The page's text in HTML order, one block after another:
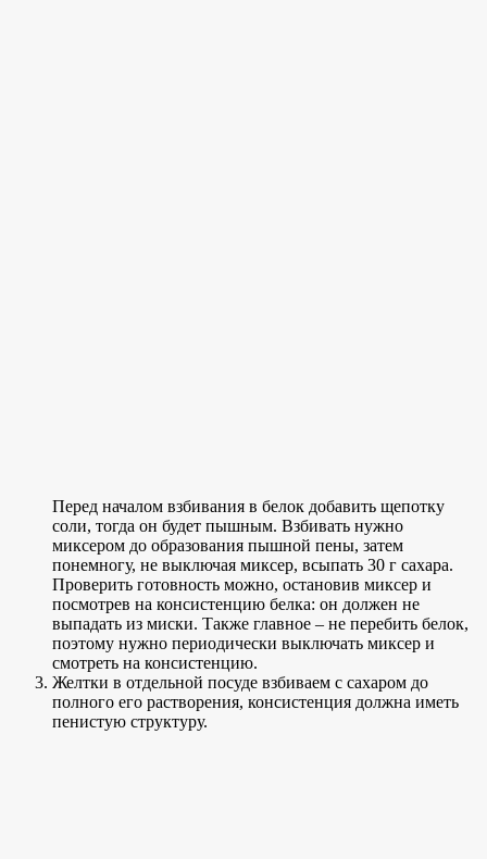
Перед началом взбивания в белок добавить щепотку
соли, тогда он будет пышным. Взбивать нужно
миксером до образования пышной пены, затем
понемногу, не выключая миксер, всыпать 30 г сахара.
Проверить готовность можно, остановив миксер и
посмотрев на консистенцию белка: он должен не
выпадать из миски. Также главное – не перебить белок,
поэтому нужно периодически выключать миксер и
смотреть на консистенцию.
Желтки в отдельной посуде взбиваем с сахаром до
полного его растворения, консистенция должна иметь
пенистую структуру.